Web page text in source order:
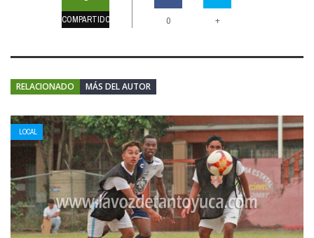
COMPARTIDOS 0 +
RELACIONADO MÁS DEL AUTOR
LOCAL